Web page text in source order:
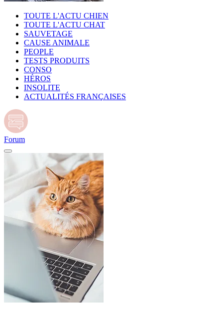
TOUTE L'ACTU CHIEN
TOUTE L'ACTU CHAT
SAUVETAGE
CAUSE ANIMALE
PEOPLE
TESTS PRODUITS
CONSO
HÉROS
INSOLITE
ACTUALITÉS FRANÇAISES
Forum